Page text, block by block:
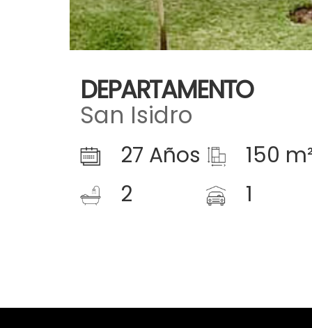
DEPARTAMENTO
San Isidro
27 Años
150
2
1